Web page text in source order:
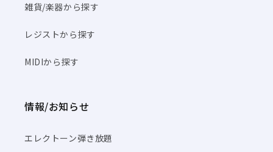
雑貨/楽器から探す
レジストから探す
MIDIから探す
情報/お知らせ
エレクトーン弾き放題